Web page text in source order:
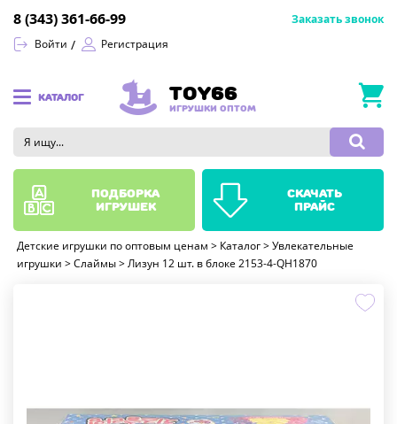
Войти Регистрация
8 (343) 361-66-99 Заказать звонок
КАТАЛОГ TOY66
ИГРУШКИ ОПТОМ
Детские игрушки по оптовым ценам > Каталог > Увлекательные
игрушки > Слаймы > Лизун 12 шт. в блоке 2153-4-QH1870
подборка
игрушек
скачать
прайс